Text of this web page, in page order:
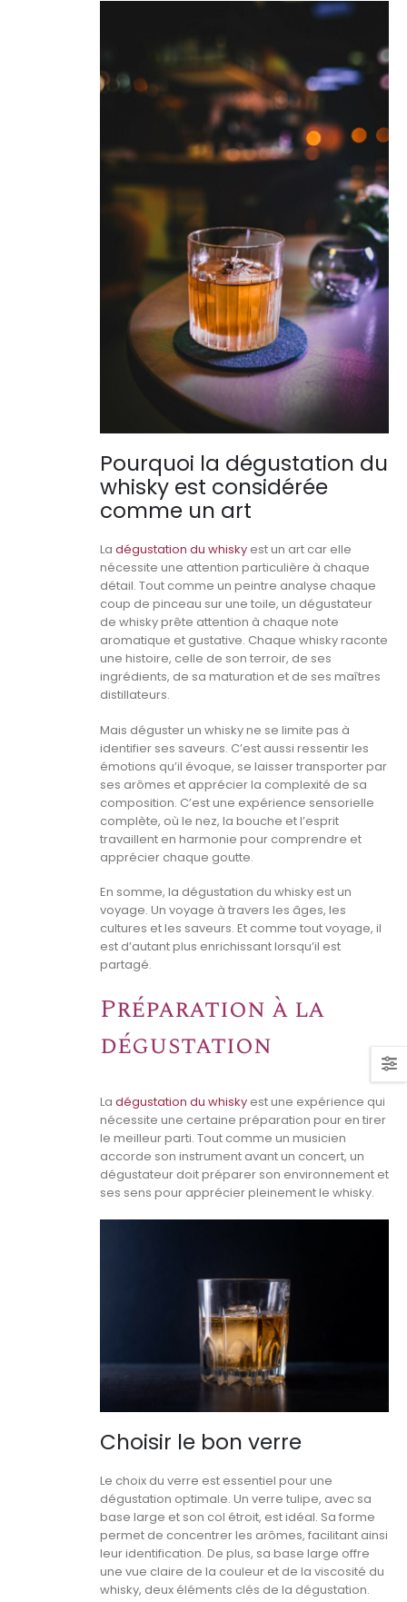
Pourquoi la dégustation du
whisky est considérée
comme un art
La dégustation du whisky est un art car elle
nécessite une attention particulière à chaque
détail. Tout comme un peintre analyse chaque
coup de pinceau sur une toile, un dégustateur
de whisky prête attention à chaque note
aromatique et gustative. Chaque whisky raconte
une histoire, celle de son terroir, de ses
ingrédients, de sa maturation et de ses maîtres
distillateurs.
Mais déguster un whisky ne se limite pas à
identifier ses saveurs. C’est aussi ressentir les
émotions qu’il évoque, se laisser transporter par
ses arômes et apprécier la complexité de sa
composition. C’est une expérience sensorielle
complète, où le nez, la bouche et l’esprit
travaillent en harmonie pour comprendre et
apprécier chaque goutte.
En somme, la dégustation du whisky est un
voyage. Un voyage à travers les âges, les
cultures et les saveurs. Et comme tout voyage, il
est d’autant plus enrichissant lorsqu’il est
partagé.
Préparation à la
dégustation
La dégustation du whisky est une expérience qui
nécessite une certaine préparation pour en tirer
le meilleur parti. Tout comme un musicien
accorde son instrument avant un concert, un
dégustateur doit préparer son environnement et
ses sens pour apprécier pleinement le whisky.
Choisir le bon verre
Le choix du verre est essentiel pour une
dégustation optimale. Un verre tulipe, avec sa
base large et son col étroit, est idéal. Sa forme
permet de concentrer les arômes, facilitant ainsi
leur identification. De plus, sa base large offre
une vue claire de la couleur et de la viscosité du
whisky, deux éléments clés de la dégustation.